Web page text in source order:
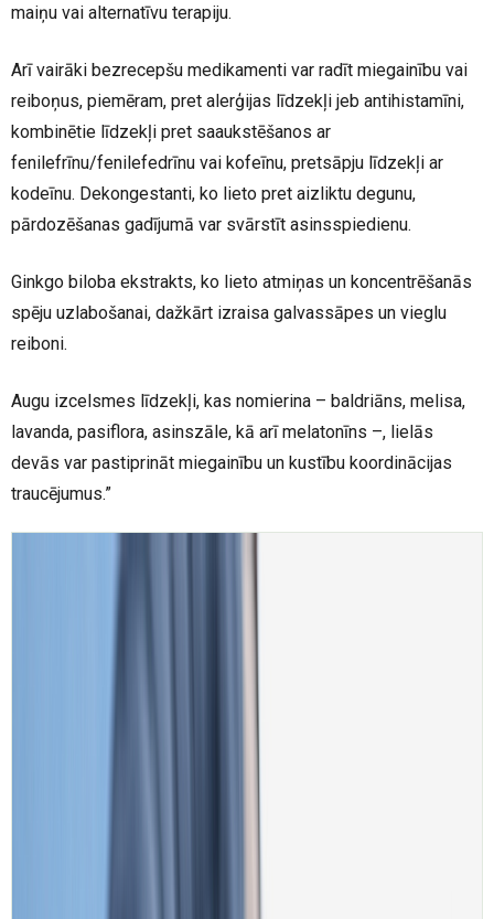
maiņu vai alternatīvu terapiju.
Arī vairāki bezrecepšu medikamenti var radīt miegainību vai
reiboņus, piemēram, pret alerģijas līdzekļi jeb antihistamīni,
kombinētie līdzekļi pret saaukstēšanos ar
fenilefrīnu/fenilefedrīnu vai kofeīnu, pretsāpju līdzekļi ar
kodeīnu. Dekongestanti, ko lieto pret aizliktu degunu,
pārdozēšanas gadījumā var svārstīt asinsspiedienu.
Ginkgo biloba ekstrakts, ko lieto atmiņas un koncentrēšanās
spēju uzlabošanai, dažkārt izraisa galvassāpes un vieglu
reiboni.
Augu izcelsmes līdzekļi, kas nomierina – baldriāns, melisa,
lavanda, pasiflora, asinszāle, kā arī melatonīns –, lielās
devās var pastiprināt miegainību un kustību koordinācijas
traucējumus.”